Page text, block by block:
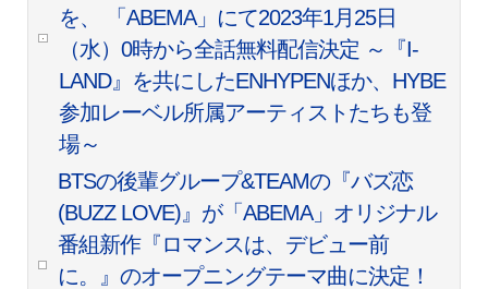
を、 「ABEMA」にて2023年1月25日
（水）0時から全話無料配信決定 ～『I-
LAND』を共にしたENHYPENほか、HYBE
参加レーベル所属アーティストたちも登
場～
BTSの後輩グループ&TEAMの『バズ恋
(BUZZ LOVE)』が「ABEMA」オリジナル
番組新作『ロマンスは、デビュー前
に。』のオープニングテーマ曲に決定！